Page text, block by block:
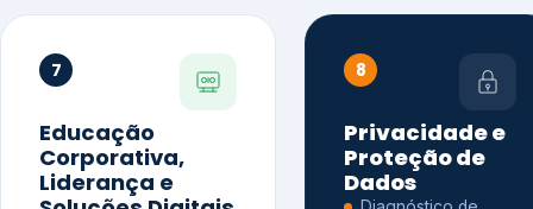
7
Educação
Corporativa,
Liderança e
8
Privacidade e
Proteção de
Dados